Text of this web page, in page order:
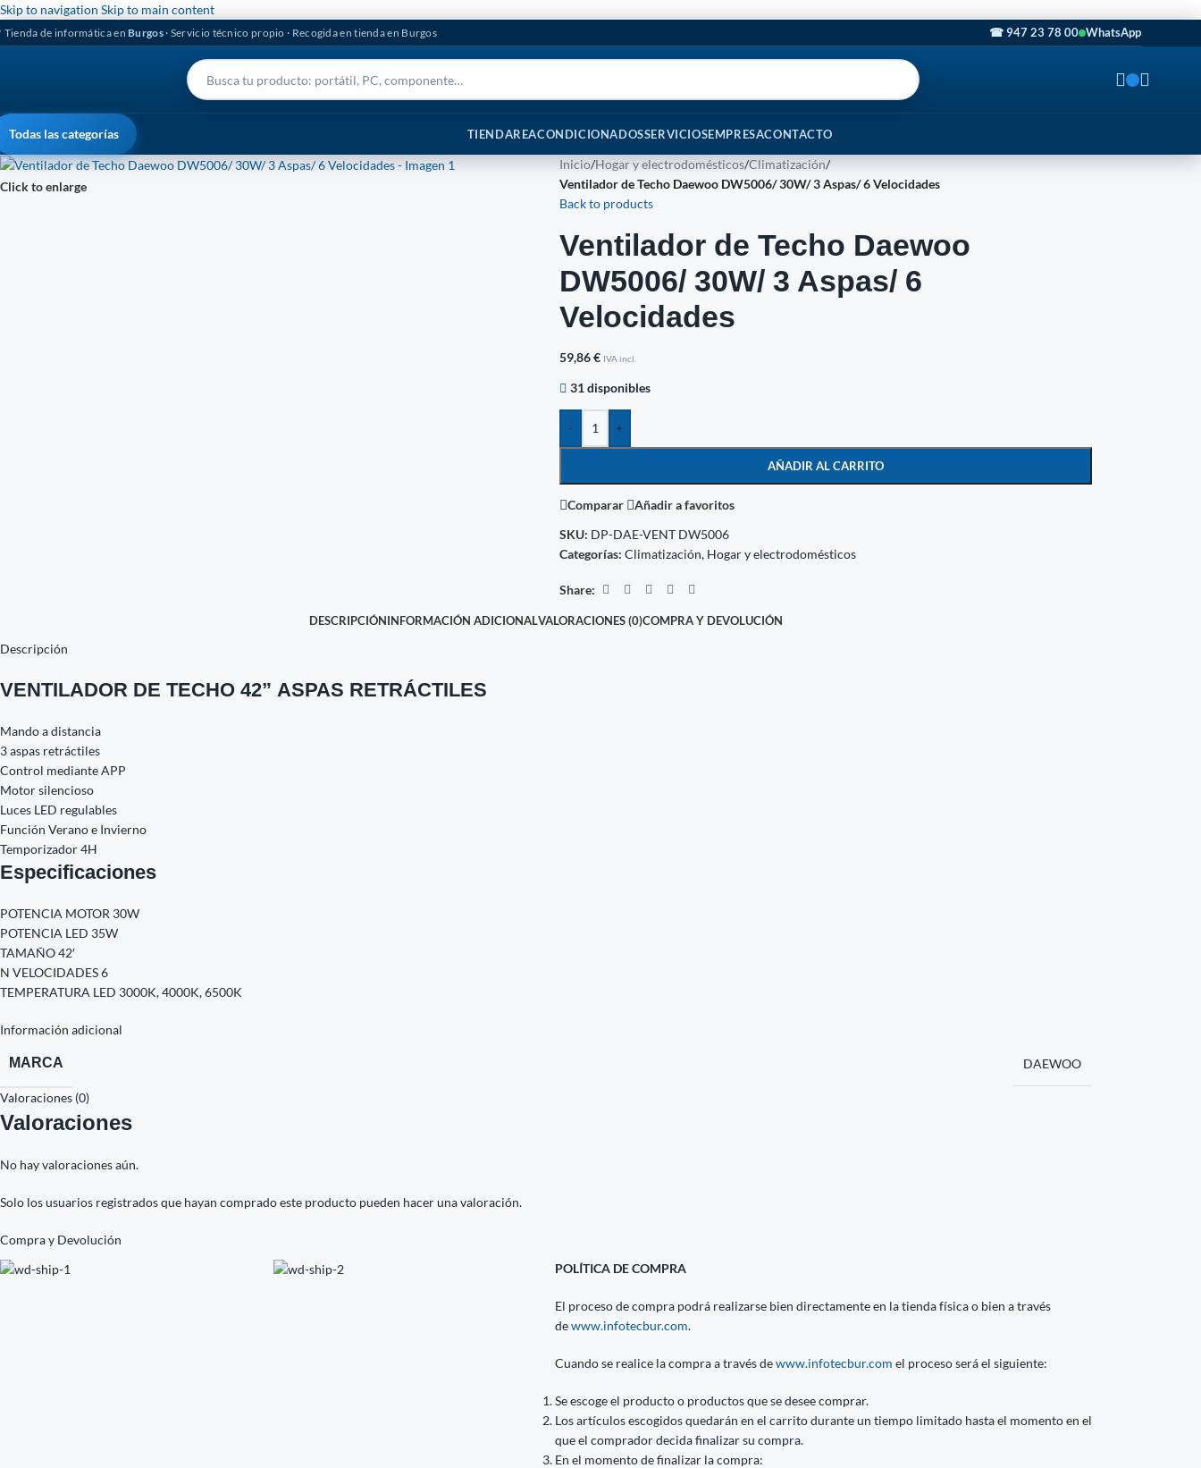
Skip to navigation Skip to main content
Tienda de informática en Burgos· Servicio técnico propio · Recogida en tienda en Burgos ☎ 947 23 78 00 WhatsApp
Todas las categorías TIENDAREACONDICIONADOSSERVICIOSEMPRESACONTACTO
Click to enlarge
Inicio/Hogar y electrodomésticos/Climatización/
Ventilador de Techo Daewoo DW5006/ 30W/ 3 Aspas/ 6 Velocidades
Back to products
Ventilador de Techo Daewoo
DW5006/ 30W/ 3 Aspas/ 6
Velocidades
59,86€ IVA incl.
31 disponibles
- +
AÑADIR AL CARRITO
Comparar
Añadir a favoritos
SKU: DP-DAE-VENT DW5006
Categorías: Climatización, Hogar y electrodomésticos
Share:
DESCRIPCIÓNINFORMACIÓN ADICIONALVALORACIONES (0)COMPRA Y DEVOLUCIÓN
Descripción
VENTILADOR DE TECHO 42” ASPAS RETRÁCTILES
Mando a distancia
3 aspas retráctiles
Control mediante APP
Motor silencioso
Luces LED regulables
Función Verano e Invierno
Temporizador 4H
Especificaciones
POTENCIA MOTOR 30W
POTENCIA LED 35W
TAMAÑO 42′
N VELOCIDADES 6
TEMPERATURA LED 3000K, 4000K, 6500K
Información adicional
MARCA DAEWOO
Valoraciones (0)
Valoraciones
No hay valoraciones aún.
Solo los usuarios registrados que hayan comprado este producto pueden hacer una valoración.
Compra y Devolución
POLÍTICA DE COMPRA
El proceso de compra podrá realizarse bien directamente en la tienda física o bien a través
dewww.infotecbur.com.
Cuando se realice la compra a través dewww.infotecbur.com el proceso será el siguiente:
Se escoge el producto o productos que se desee comprar.
Los artículos escogidos quedarán en el carrito durante un tiempo limitado hasta el momento en el
que el comprador decida finalizar su compra.
En el momento de finalizar la compra: